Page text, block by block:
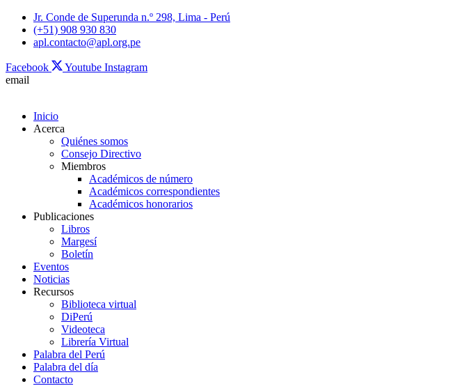
Skip
content
Jr. Conde de Superunda n.º 298, Lima - Perú
(+51) 908 930 830
apl.contacto@apl.org.pe
Facebook Youtube Instagram
email
Inicio
Acerca
Quiénes somos
Consejo Directivo
Miembros
Académicos de número
Académicos correspondientes
Académicos honorarios
Publicaciones
Libros
Margesí
Boletín
Eventos
Noticias
Recursos
Biblioteca virtual
DiPerú
Videoteca
Librería Virtual
Palabra del Perú
Palabra del día
Contacto